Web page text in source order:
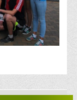
плавання,
вищої